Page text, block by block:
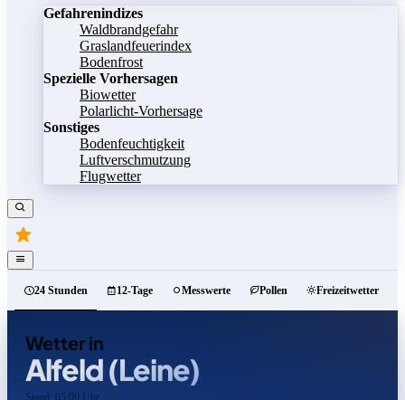
Gefahrenindizes
Waldbrandgefahr
Graslandfeuerindex
Bodenfrost
Spezielle Vorhersagen
Biowetter
Polarlicht-Vorhersage
Sonstiges
Bodenfeuchtigkeit
Luftverschmutzung
Flugwetter
24 Stunden 12-Tage Messwerte Pollen Freizeitwetter
Wetter in
Alfeld (Leine)
Stand: 05:00 Uhr